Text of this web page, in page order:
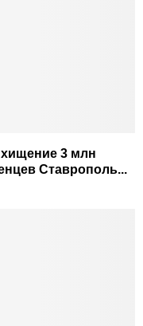
3 млн
Ставрополь...